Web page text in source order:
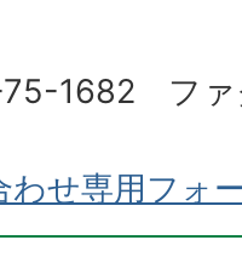
75-1682 フ
わせ専用フォ